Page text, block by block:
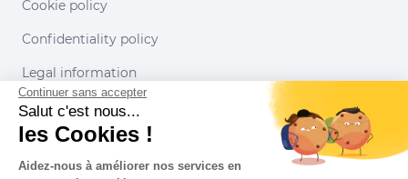
Cookie policy
Confidentiality policy
Legal information
Conditions of use
Our partners
Continuer sans accepter
Salut c'est nous...
les Cookies !
Aidez-nous à améliorer nos services en